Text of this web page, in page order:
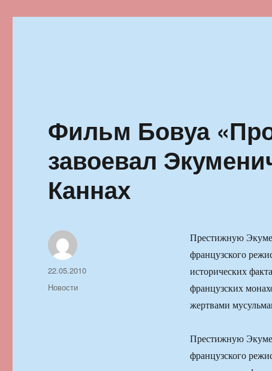
Фильм Бовуа
завоевал
Каннах
Престижную
французского
исторических
французских
жертвами
Престижную
французского
Автор
Опубликовано
22.05.2010
Рубрики
Новости